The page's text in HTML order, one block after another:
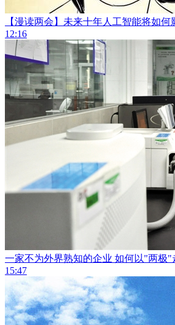
【漫读两会】未来十年人工智能将如何
12:16
一家不为外界熟知的企业 如何以"两极"
15:47